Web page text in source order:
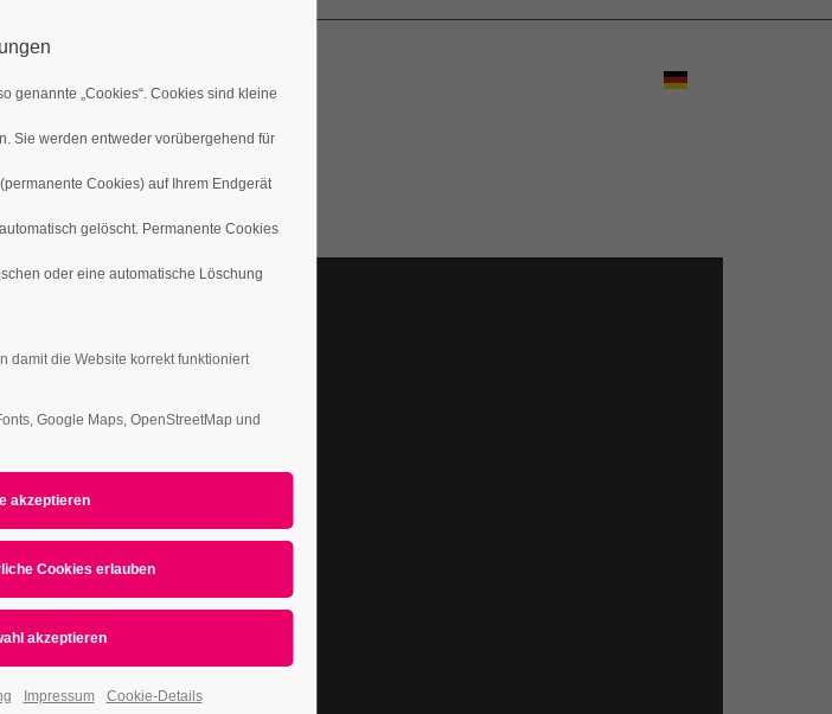
genannte „Cookies“. Cookies sind kleine
Sie werden entweder vorübergehend für
Cookies) auf Ihrem Endgerät
gelöscht. Permanente Cookies
oder eine automatische Löschung
damit die Website korrekt funktioniert
Google Maps, OpenStreetMap und
Impressum Cookie-Details